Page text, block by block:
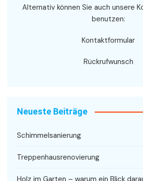
Alternativ können Sie auch unsere
benutzen:
Kontaktformular
Rückrufwunsch
Neueste Beiträge
Schimmelsanierung
Treppenhausrenovierung